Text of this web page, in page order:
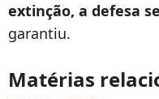
extinção, a defesa
garantiu.
Matérias